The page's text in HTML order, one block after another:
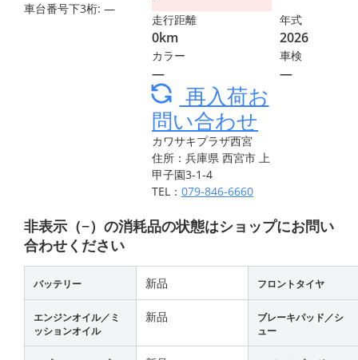
車台番号下3桁: ―
走行距離
0km
年式
2026
カラー
―
車検
―
再入荷お
問い合わせ
カワサキプラザ西宮
住所：兵庫県 西宮市 上
甲子園3-1-4
TEL： 079-846-6660
非表示（−）の消耗品の状態はショップにお問い
合わせください
バッテリー 新品 フロントタイヤ
エンジンオイル／ミ
ッションオイル
新品
ブレーキパッド／シ
ュー